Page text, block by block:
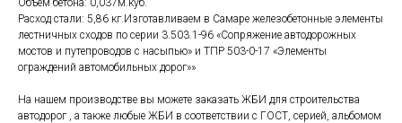
Объём бетона: 0,037м.куб.
Расход стали: 5,86 кг.Изготавливаем в Самаре железобетонные элементы
лестничных сходов по серии 3.503.1-96 «Сопряжение автодорожных
мостов и путепроводов с насыпью» и ТПР 503-0-17 «Элементы
ограждений автомобильных дорог»»
На нашем производстве вы можете заказать ЖБИ для строительства
автодорог , а также любые ЖБИ в соответствии с ГОСТ, серией, альбомом